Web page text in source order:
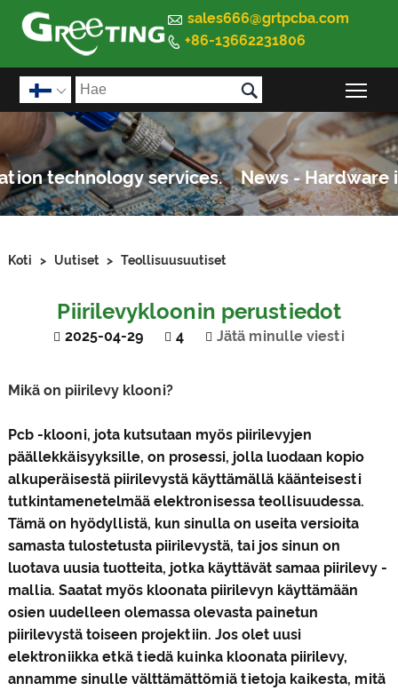
 sales666@grtpcba.com
 +86-13662231806
 
Koti > Uutiset > Teollisuusuutiset
Piirilevykloonin perustiedot
2025-04-29 4 Jätä minulle viesti
Mikä on piirilevy klooni?
Pcb -klooni, jota kutsutaan myös piirilevyjen
päällekkäisyyksille, on prosessi, jolla luodaan kopio
alkuperäisestä piirilevystä käyttämällä käänteisesti
tutkintamenetelmää elektronisessa teollisuudessa.
Tämä on hyödyllistä, kun sinulla on useita versioita
samasta tulostetusta piirilevystä, tai jos sinun on
luotava uusia tuotteita, jotka käyttävät samaa piirilevy -
mallia. Saatat myös kloonata piirilevyn käyttämään
osien uudelleen olemassa olevasta painetun
piirilevystä toiseen projektiin. Jos olet uusi
elektroniikka etkä tiedä kuinka kloonata piirilevy,
annamme sinulle välttämättömiä tietoja kaikesta, mitä